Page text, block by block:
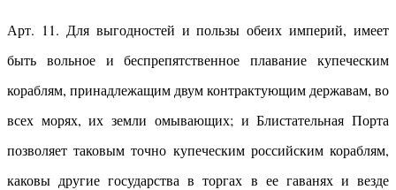
Арт. 11. Для выгодностей и пользы обеих империй, имеет
быть вольное и беспрепятственное плавание купеческим
кораблям, принадлежащим двум контрактующим державам, во
всех морях, их земли омывающих; и Блистательная Порта
позволяет таковым точно купеческим российским кораблям,
каковы другие государства в торгах в ее гаванях и везде